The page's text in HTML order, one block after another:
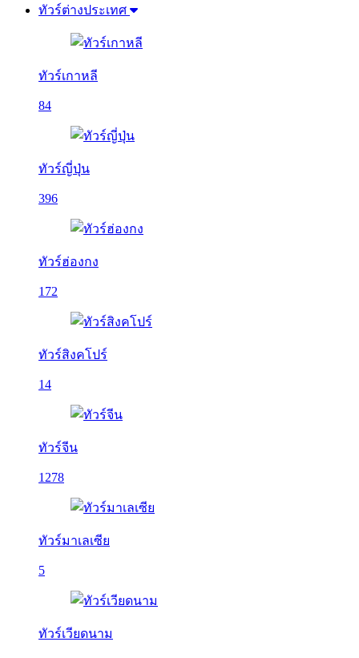
ทัวร์ต่างประเทศ
ทัวร์เกาหลี
84
ทัวร์ญี่ปุ่น
396
ทัวร์ฮ่องกง
172
ทัวร์สิงคโปร์
14
ทัวร์จีน
1278
ทัวร์มาเลเซีย
5
ทัวร์เวียดนาม